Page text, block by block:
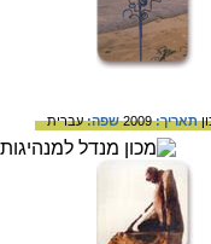
תאריך:2009 שפה:עברית